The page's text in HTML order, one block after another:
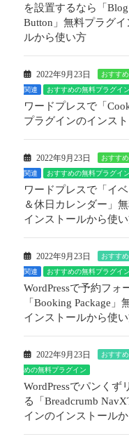
を設置するなら「
Button」無料プラグ
ルから使い方
2022年9月23日 おすす
関連
おすすめの無料プラグイン
ワードプレスで「
プラグインのインス
2022年9月23日 おすす
関連
おすすめの無料プラグイン
ワードプレスで「イ
＆休日カレンダー」
インストールから使
2022年9月23日 おすす
関連
おすすめの無料プラグイン
WordPressで予約フォ
「Booking Package
インストールから使
2022年9月23日 おすす
めの無料プラグイン
WordPressでパンくず
る「Breadcrumb
インのインストール